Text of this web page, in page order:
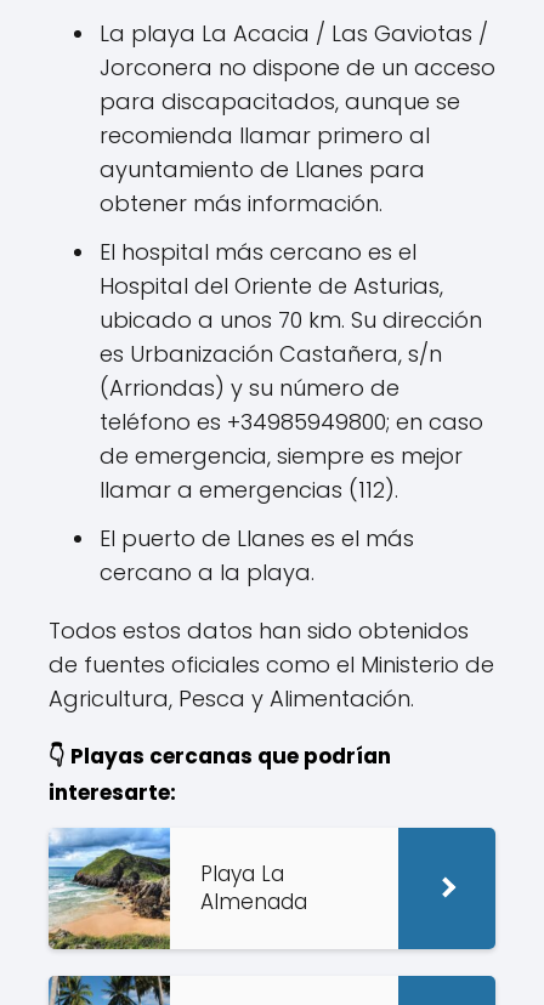
La playa La Acacia / Las Gaviotas /
Jorconera no dispone de un acceso
para discapacitados, aunque se
recomienda llamar primero al
ayuntamiento de Llanes para
obtener más información.
El hospital más cercano es el
Hospital del Oriente de Asturias,
ubicado a unos 70 km. Su dirección
es Urbanización Castañera, s/n
(Arriondas) y su número de
teléfono es +34985949800; en caso
de emergencia, siempre es mejor
llamar a emergencias (112).
El puerto de Llanes es el más
cercano a la playa.
Todos estos datos han sido obtenidos
de fuentes oficiales como el Ministerio de
Agricultura, Pesca y Alimentación.
👇 Playas cercanas que podrían
interesarte:
Playa La
Almenada